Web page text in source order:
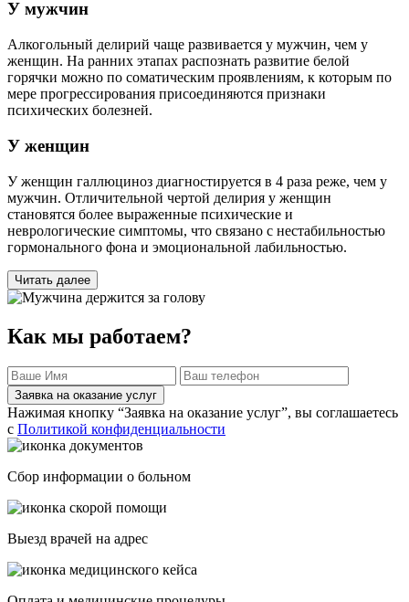
У мужчин
Алкогольный делирий чаще развивается у мужчин, чем у
женщин. На ранних этапах распознать развитие белой
горячки можно по соматическим проявлениям, к которым по
мере прогрессирования присоединяются признаки
психических болезней.
У женщин
У женщин галлюциноз диагностируется в 4 раза реже, чем у
мужчин. Отличительной чертой делирия у женщин
становятся более выраженные психические и
неврологические симптомы, что связано с нестабильностью
гормонального фона и эмоциональной лабильностью.
Читать далее
Как мы работаем?
Заявка на оказание услуг
Нажимая кнопку “Заявка на оказание услуг”, вы соглашаетесь
с Политикой конфиденциальности
Сбор информации о больном
Выезд врачей на адрес